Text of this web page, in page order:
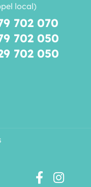
local)
702 070
702 050
702 050